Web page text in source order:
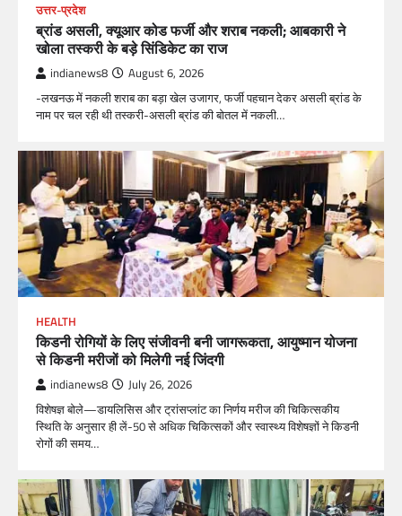
उत्तर-प्रदेश
ब्रांड असली, क्यूआर कोड फर्जी और शराब नकली; आबकारी ने
खोला तस्करी के बड़े सिंडिकेट का राज
indianews8 August 6, 2026
-लखनऊ में नकली शराब का बड़ा खेल उजागर, फर्जी पहचान देकर असली ब्रांड के
नाम पर चल रही थी तस्करी-असली ब्रांड की बोतल में नकली…
HEALTH
किडनी रोगियों के लिए संजीवनी बनी जागरूकता, आयुष्मान योजना
से किडनी मरीजों को मिलेगी नई जिंदगी
indianews8 July 26, 2026
विशेषज्ञ बोले—डायलिसिस और ट्रांसप्लांट का निर्णय मरीज की चिकित्सकीय
स्थिति के अनुसार ही लें-50 से अधिक चिकित्सकों और स्वास्थ्य विशेषज्ञों ने किडनी
रोगों की समय…